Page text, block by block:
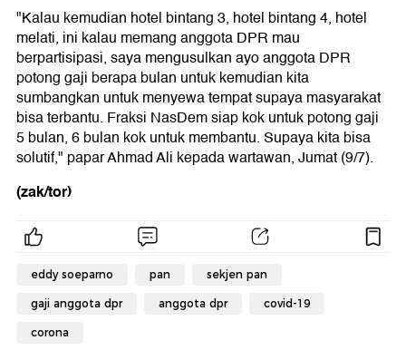
"Kalau kemudian hotel bintang 3, hotel bintang 4, hotel
melati, ini kalau memang anggota DPR mau
berpartisipasi, saya mengusulkan ayo anggota DPR
potong gaji berapa bulan untuk kemudian kita
sumbangkan untuk menyewa tempat supaya masyarakat
bisa terbantu. Fraksi NasDem siap kok untuk potong gaji
5 bulan, 6 bulan kok untuk membantu. Supaya kita bisa
solutif," papar Ahmad Ali kepada wartawan, Jumat (9/7).
(zak/tor)
eddy soeparno pan sekjen pan
gaji anggota dpr anggota dpr covid-19
corona